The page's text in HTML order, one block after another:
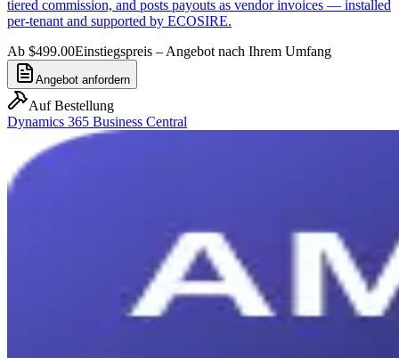
tiered commission, and posts payouts as vendor invoices — installed
per-tenant and supported by ECOSIRE.
Ab $499.00Einstiegspreis – Angebot nach Ihrem Umfang
Angebot anfordern
Auf Bestellung
Dynamics 365 Business Central